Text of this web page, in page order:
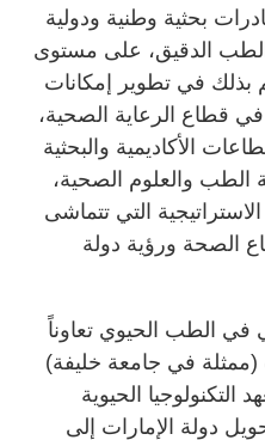
بحثية وطنية ودولية
الدقيق، على مستوى
بذلك في تطوير إمكانات
قطاع الرعاية الصحية،
الأكاديمية والبحثية
الطب والعلوم الصحية،
التي تتماشى
الصحة ورؤية دولة
في الطب الحيوي تعاوناً
(ممثلة في جامعة خليفة)
الحيوية
دولة الإمارات إلى